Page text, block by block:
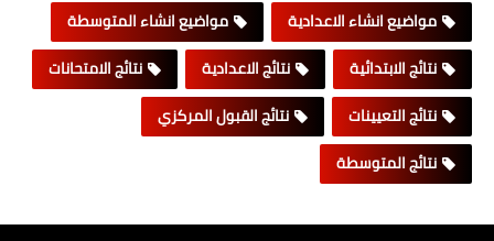
مواضيع انشاء الاعدادية
مواضيع انشاء المتوسطة
نتائج الابتدائية
نتائج الاعدادية
نتائج الامتحانات
نتائج التعيينات
نتائج القبول المركزي
نتائج المتوسطة